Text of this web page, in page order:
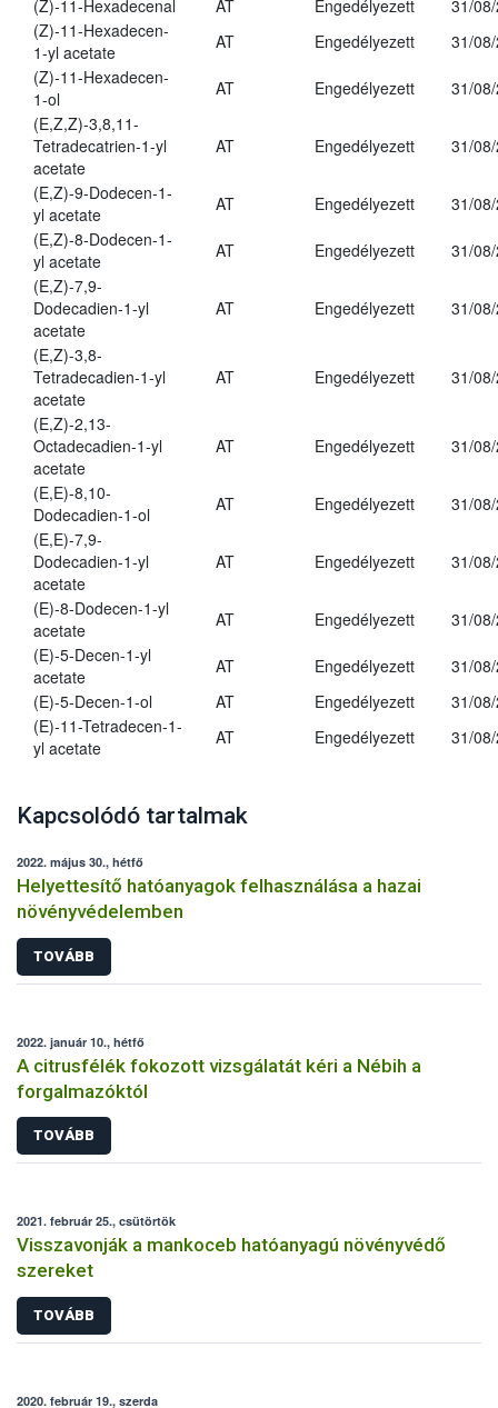
(Z)-11-Hexadecenal
AT Engedélyezett
31/
(Z)-11-Hexadecen-
1-yl acetate
AT Engedélyezett
31/
(Z)-11-Hexadecen-
1-ol
AT Engedélyezett
31/
(E,Z,Z)-3,8,11-
Tetradecatrien-1-yl
acetate
AT Engedélyezett 31/
(E,Z)-9-Dodecen-1-
yl acetate
AT Engedélyezett
31/
(E,Z)-8-Dodecen-1-
yl acetate
AT Engedélyezett
31/
(E,Z)-7,9-
Dodecadien-1-yl
acetate
AT Engedélyezett 31/
(E,Z)-3,8-
Tetradecadien-1-yl
acetate
AT Engedélyezett 31/
(E,Z)-2,13-
Octadecadien-1-yl
acetate
AT Engedélyezett 31/
(E,E)-8,10-
Dodecadien-1-ol
AT Engedélyezett
31/
(E,E)-7,9-
Dodecadien-1-yl
acetate
AT Engedélyezett 31/
(E)-8-Dodecen-1-yl
acetate
AT Engedélyezett
31/
(E)-5-Decen-1-yl
acetate
AT Engedélyezett
31/
(E)-5-Decen-1-ol
AT Engedélyezett
31/
(E)-11-Tetradecen-1-
yl acetate
AT Engedélyezett 31/
Kapcsolódó tartalmak
2022. május 30., hétfő
Helyettesítő hatóanyagok felhasználása a hazai
növényvédelemben
TOVÁBB
2022. január 10., hétfő
A citrusfélék fokozott vizsgálatát kéri a Nébih a
forgalmazóktól
TOVÁBB
2021. február 25., csütörtök
Visszavonják a mankoceb hatóanyagú növényvédő
szereket
TOVÁBB
2020. február 19., szerda